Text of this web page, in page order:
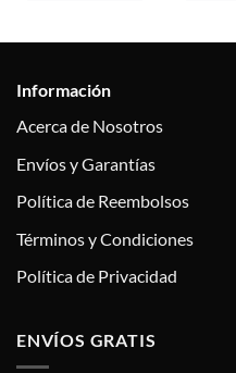
Información
Acerca de Nosotros
Envíos y Garantías
Política de Reembolsos
Términos y Condiciones
Política de Privacidad
ENVÍOS GRATIS